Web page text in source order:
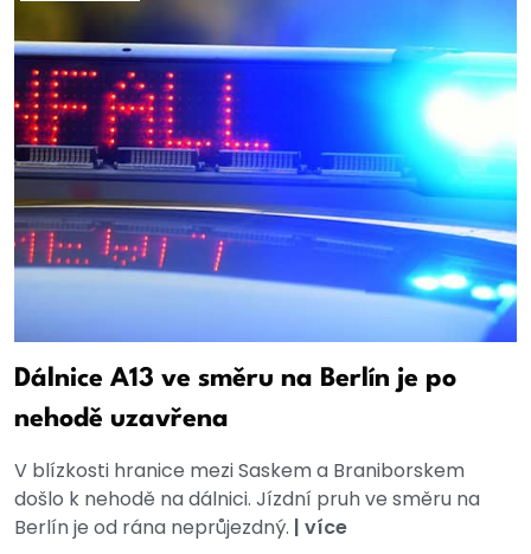
Dálnice A13 ve směru na Berlín je po
nehodě uzavřena
V blízkosti hranice mezi Saskem a Braniborskem
došlo k nehodě na dálnici. Jízdní pruh ve směru na
Berlín je od rána neprůjezdný. | více